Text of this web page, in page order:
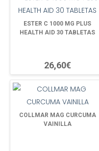
ESTER C 1000 MG PLUS
HEALTH AID 30 TABLETAS
26,60€
COLLMAR MAG CURCUMA
VAINILLA